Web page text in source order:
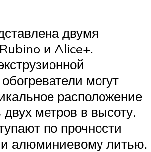
двумя
и Alice+.
могут
расположение
двух метров в высоту.
по прочности
алюминиевому литью.